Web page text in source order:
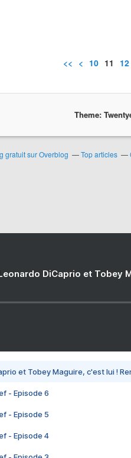
<< < 10 11 12
Theme:
gratuit sur Overblog Top articles
DiCaprio et Tobey
et Tobey Maguire, c'est lui !
- Episode 6
- Episode 5
- Episode 4